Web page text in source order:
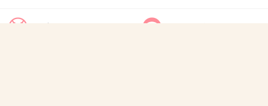
SKEの劇場だけで放映してりゃいい